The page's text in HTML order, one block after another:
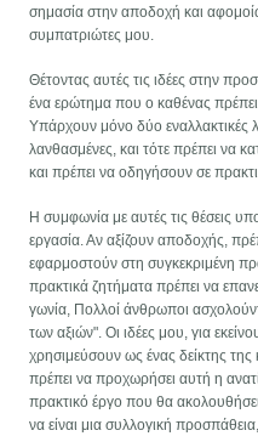
σημασία στην αποδοχή και
συμπατριώτες μου.
Θέτοντας αυτές τις ιδέες στην
ένα ερώτημα που ο καθένας
Υπάρχουν μόνο δύο εναλλακτικές
λανθασμένες, και τότε πρέπει να
και πρέπει να οδηγήσουν σε
Η συμφωνία με αυτές τις θέσεις
εργασία. Αν αξίζουν αποδοχής,
εφαρμοστούν στη συγκεκριμένη
πρακτικά ζητήματα πρέπει να
γωνία, Πολλοί άνθρωποι
των αξιών". Οι ιδέες μου, για
χρησιμεύσουν ως ένας δείκτης
πρέπει να προχωρήσει αυτή η
πρακτικό έργο που θα
να είναι μια συλλογική